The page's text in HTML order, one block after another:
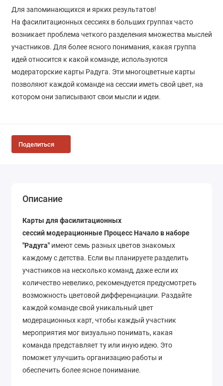
Для запоминающихся и ярких результатов!
На фасилитационных сессиях в больших группах часто
возникает проблема четкого разделения множества мыслей
участников. Для более ясного понимания, какая группа
идей относится к какой команде, используются
модераторские карты Радуга. Эти многоцветные карты
позволяют каждой команде на сессии иметь свой цвет, на
котором они записывают свои мысли и идеи.
Поделиться
Описание
Карты для фасилитационных
сессий модерационные Процесс Начало в наборе
"Радуга" имеют семь разных цветов знакомых
каждому с детства. Если вы планируете разделить
участников на несколько команд, даже если их
количество невелико, рекомендуется предусмотреть
возможность цветовой дифференциации. Раздайте
каждой команде свой уникальный цвет
модерационных карт, чтобы каждый участник
мероприятия мог визуально понимать, какая
команда представляет ту или иную идею. Это
поможет улучшить организацию работы и
обеспечить более ясное понимание.